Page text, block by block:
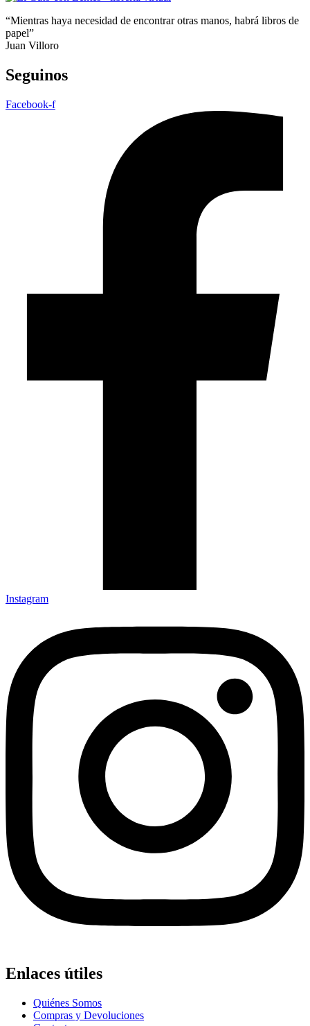
“Mientras haya necesidad de encontrar otras manos, habrá libros de
papel”
Juan Villoro
Seguinos
Facebook-f
Instagram
Enlaces útiles
Quiénes Somos
Compras y Devoluciones